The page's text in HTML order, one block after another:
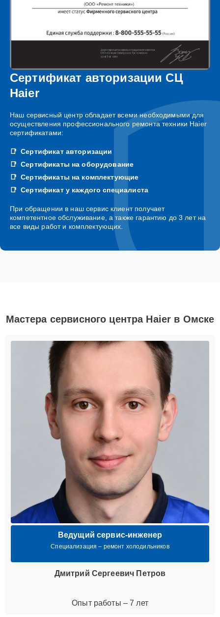
Сертификат авторизации СЦ
Haier
Наш сервисный центр обладает всеми необходимыми для
осуществления профессионального ремонта техники Haier
сертификатами:
Сертификат авторизации
Сертификаты на оборудование
Сертификаты на комплектующие
Сертификат у каждого специалиста
При обращении в наш сервис клиент получает
компетентное обслуживание, а также гарантию до 3 лет на
все виды работ и комплектующих.
Мастера сервисного центра Haier в Омске
Ведущий сервис-инженер
Специализация – ремонт холодильников
Дмитрий Сергеевич Петров
Опыт работы – 7 лет